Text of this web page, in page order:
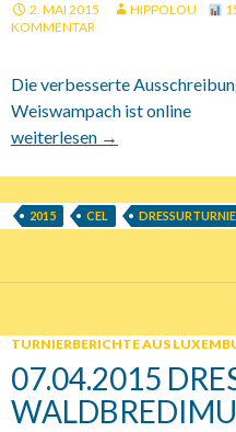
2. MAI 2015 HIPPOLOU
KOMMENTAR
Die verbesserte
Weiswampach ist online
26.06.-28.06.2015 CEL
weiterlesen →
2015 CEL
TURNIERBERICHTE AUS
07.04.2015